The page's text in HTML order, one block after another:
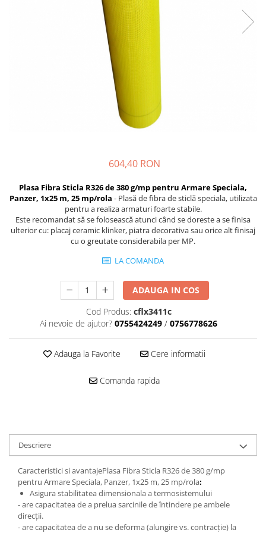
Folie Difuzie Anticondens
Vată Bazaltică
Polistiren Expandat & Extrudat
Finisaje
Accesorii Finisaje
Garnituri Adezive Uși Ferestre
Șuruburi Gips Carton
Piese pentru CD si UA
Benzi Gips Carton
Acoperiri Elastice, Textile și din
Lemn
Adezivi Acoperiri Elastice și Textile
Adezivi Parchet și Lemn
Produse pentru Curățare
Colțare Protecție
604,40 RON
Plasa Fibra Sticla R326 de 380 g/mp pentru Armare Speciala,
Panzer, 1x25 m, 25 mp/rola - Plasă de fibra de sticlă speciala, utilizata
pentru a realiza armaturi foarte stabile.
Este recomandat să se folosească atunci când se doreste a se finisa
ulterior cu: placaj ceramic klinker, piatra decorativa sau orice alt finisaj
cu o greutate considerabila per MP.
LA COMANDA
ADAUGA IN COS
Cod Produs: cflx3411c
Ai nevoie de ajutor? 0755424249 / 0756778626
Adauga la Favorite Cere informatii
Comanda rapida
Descriere
Caracteristici si avantajePlasa Fibra Sticla R326 de 380 g/mp
pentru Armare Speciala, Panzer, 1x25 m, 25 mp/rola:
Asigura stabilitatea dimensionala a termosistemului
- are capacitatea de a prelua sarcinile de întindere pe ambele
direcții.
- are capacitatea de a nu se deforma (alungire vs. contracție) la